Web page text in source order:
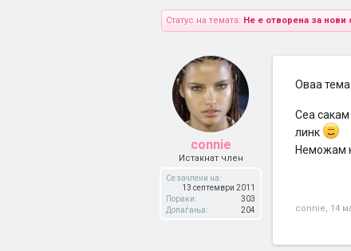
Статус на темата: Не е отворена за нови
connie
Истакнат член
Се зачлени на:
13 септември 2011
Пораки:
303
Допаѓања:
204
Оваа
Сеа
линк
Неможам
connie, 14